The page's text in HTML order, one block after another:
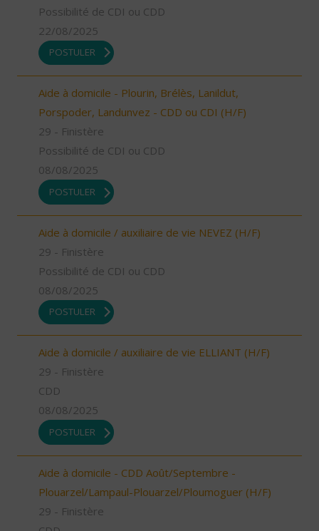
Possibilité de CDI ou CDD
22/08/2025
POSTULER
Aide à domicile - Plourin, Brélès, Lanildut,
Porspoder, Landunvez - CDD ou CDI (H/F)
29 - Finistère
Possibilité de CDI ou CDD
08/08/2025
POSTULER
Aide à domicile / auxiliaire de vie NEVEZ (H/F)
29 - Finistère
Possibilité de CDI ou CDD
08/08/2025
POSTULER
Aide à domicile / auxiliaire de vie ELLIANT (H/F)
29 - Finistère
CDD
08/08/2025
POSTULER
Aide à domicile - CDD Août/Septembre -
Plouarzel/Lampaul-Plouarzel/Ploumoguer (H/F)
29 - Finistère